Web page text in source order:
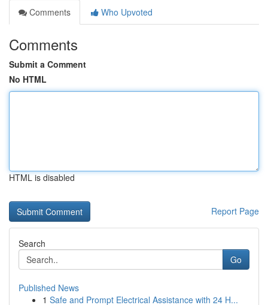
Comments
Who Upvoted
Comments
Submit a Comment
No HTML
HTML is disabled
Report Page
Search
Go
Published News
1 Safe and Prompt Electrical Assistance with 24 H...